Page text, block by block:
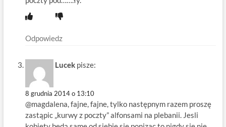
Odpowiedz
Lucek pisze:
8 grudnia 2014 o 13:10
@magdalena, fajne, fajne, tylko następnym razem proszę
zastąpic „kurwy z poczty” alfonsami na plebanii. Jesli